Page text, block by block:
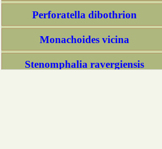
Perforatella dibothrion
Monachoides vicina
Stenomphalia ravergiensis